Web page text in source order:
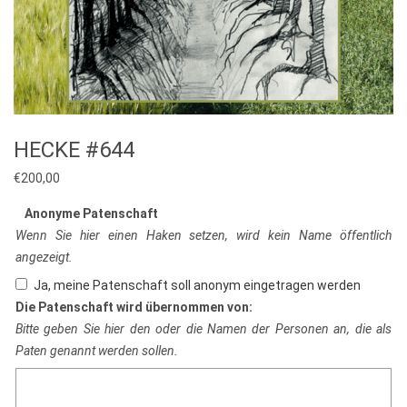
HECKE #644
€200,00
Anonyme Patenschaft
Wenn Sie hier einen Haken setzen, wird kein Name öffentlich
angezeigt.
Ja, meine Patenschaft soll anonym eingetragen werden
Die Patenschaft wird übernommen von:
Bitte geben Sie hier den oder die Namen der Personen an, die als
Paten genannt werden sollen.